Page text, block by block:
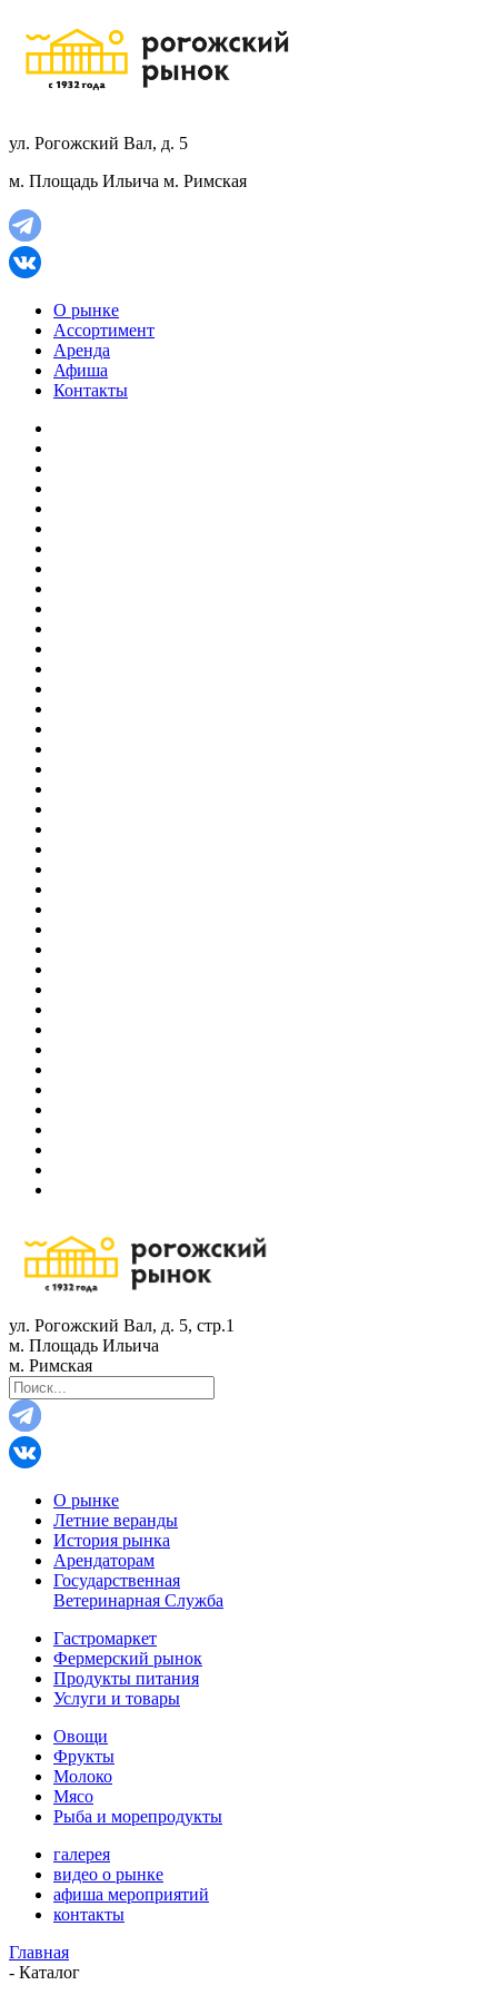
ул. Рогожский Вал, д. 5
м. Площадь Ильича м. Римская
О рынке
Ассортимент
Аренда
Афиша
Контакты
ул. Рогожский Вал, д. 5, стр.1
м. Площадь Ильича
м. Римская
О рынке
Летние веранды
История рынка
Арендаторам
Государственная
Ветеринарная Служба
Гастромаркет
Фермерский рынок
Продукты питания
Услуги и товары
Овощи
Фрукты
Молоко
Мясо
Рыба и морепродукты
галерея
видео о рынке
афиша мероприятий
контакты
Главная
- Каталог